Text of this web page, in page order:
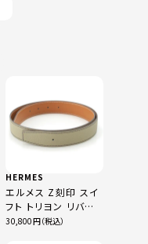
HERMES
エルメス Z刻印 スイ
フト トリヨン リバー
シブル 32 ベルト ※
30,800